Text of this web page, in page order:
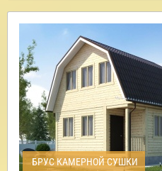
БРУС КАМЕРНОЙ СУШКИ